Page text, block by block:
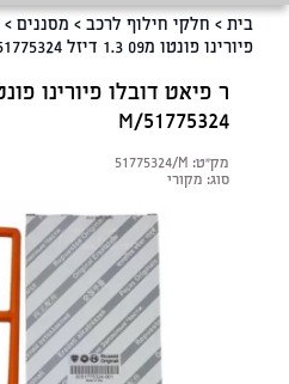
בית > חלקי חילוף לרכב > מסננים >
פיורינו פונטו מ09 1.3 דיזל 51775324/M
51775324/M
מק"ט: 51775324/M
סוג: מקורי